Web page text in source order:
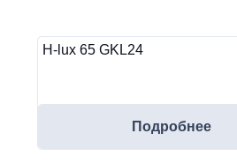
H-lux 65 GKL24
Подробнее